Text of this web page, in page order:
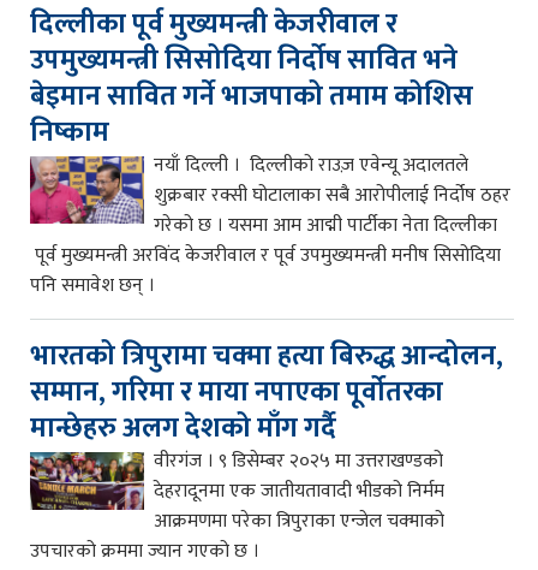
दिल्लीका पूर्व मुख्यमन्त्री केजरीवाल र
उपमुख्यमन्त्री सिसोदिया निर्दोष सावित भने
बेइमान सावित गर्ने भाजपाको तमाम कोशिस
निष्काम
नयाँ दिल्ली । दिल्लीको राउज़ एवेन्यू अदालतले
शुक्रबार रक्सी घोटालाका सबै आरोपीलाई निर्दोष ठहर
गरेको छ । यसमा आम आद्मी पार्टीका नेता दिल्लीका
पूर्व मुख्यमन्त्री अरविंद केजरीवाल र पूर्व उपमुख्यमन्त्री मनीष सिसोदिया
पनि समावेश छन् ।
भारतको त्रिपुरामा चक्मा हत्या बिरुद्ध आन्दोलन,
सम्मान, गरिमा र माया नपाएका पूर्वोतरका
मान्छेहरु अलग देशको माँग गर्दै
वीरगंज । ९ डिसेम्बर २०२५ मा उत्तराखण्डको
देहरादूनमा एक जातीयतावादी भीडको निर्मम
आक्रमणमा परेका त्रिपुराका एन्जेल चक्माको
उपचारको क्रममा ज्यान गएको छ ।